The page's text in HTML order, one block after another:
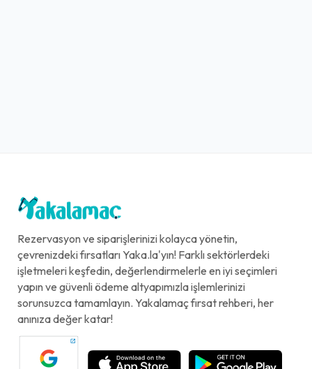
Rezervasyon ve siparişlerinizi kolayca yönetin,
çevrenizdeki fırsatları Yaka.la'yın! Farklı sektörlerdeki
işletmeleri keşfedin, değerlendirmelerle en iyi seçimleri
yapın ve güvenli ödeme altyapımızla işlemlerinizi
sorunsuzca tamamlayın. Yakalamaç fırsat rehberi, her
anınıza değer katar!